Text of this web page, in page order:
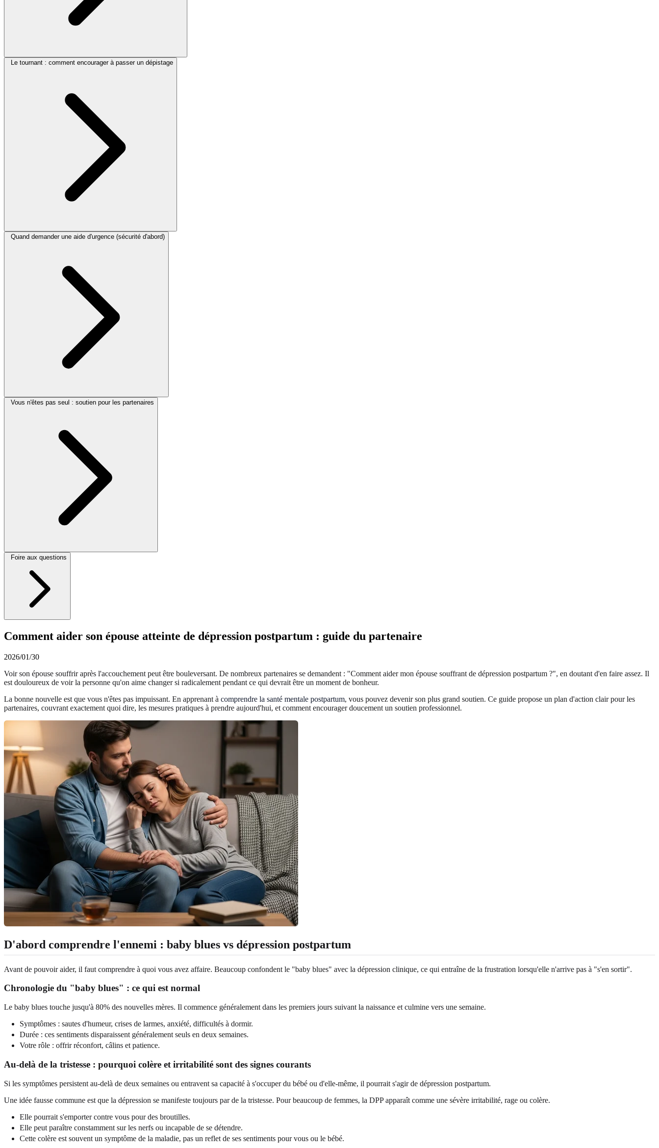
Le tournant : comment encourager à passer un dépistage
Quand demander une aide d'urgence (sécurité d'abord)
Vous n'êtes pas seul : soutien pour les partenaires
Foire aux questions
Comment aider son épouse atteinte de dépression postpartum : guide du partenaire
2026/01/30
Voir son épouse souffrir après l'accouchement peut être bouleversant. De nombreux partenaires se demandent : "Comment aider mon épouse souffrant de dépression postpartum ?", en doutant d'en faire assez. Il
est douloureux de voir la personne qu'on aime changer si radicalement pendant ce qui devrait être un moment de bonheur.
La bonne nouvelle est que vous n'êtes pas impuissant. En apprenant à comprendre la santé mentale postpartum, vous pouvez devenir son plus grand soutien. Ce guide propose un plan d'action clair pour les
partenaires, couvrant exactement quoi dire, les mesures pratiques à prendre aujourd'hui, et comment encourager doucement un soutien professionnel.
D'abord comprendre l'ennemi : baby blues vs dépression postpartum
Avant de pouvoir aider, il faut comprendre à quoi vous avez affaire. Beaucoup confondent le "baby blues" avec la dépression clinique, ce qui entraîne de la frustration lorsqu'elle n'arrive pas à "s'en sortir".
Chronologie du "baby blues" : ce qui est normal
Le baby blues touche jusqu'à 80% des nouvelles mères. Il commence généralement dans les premiers jours suivant la naissance et culmine vers une semaine.
Symptômes : sautes d'humeur, crises de larmes, anxiété, difficultés à dormir.
Durée : ces sentiments disparaissent généralement seuls en deux semaines.
Votre rôle : offrir réconfort, câlins et patience.
Au-delà de la tristesse : pourquoi colère et irritabilité sont des signes courants
Si les symptômes persistent au-delà de deux semaines ou entravent sa capacité à s'occuper du bébé ou d'elle-même, il pourrait s'agir de dépression postpartum.
Une idée fausse commune est que la dépression se manifeste toujours par de la tristesse. Pour beaucoup de femmes, la DPP apparaît comme une sévère irritabilité, rage ou colère.
Elle pourrait s'emporter contre vous pour des broutilles.
Elle peut paraître constamment sur les nerfs ou incapable de se détendre.
Cette colère est souvent un symptôme de la maladie, pas un reflet de ses sentiments pour vous ou le bébé.